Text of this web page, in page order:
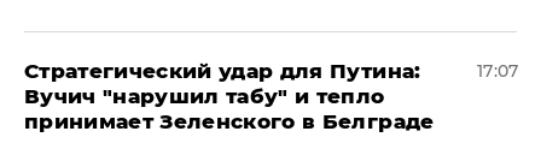
Стратегический удар для Путина:
Вучич "нарушил табу" и тепло
принимает Зеленского в Белграде
17:07